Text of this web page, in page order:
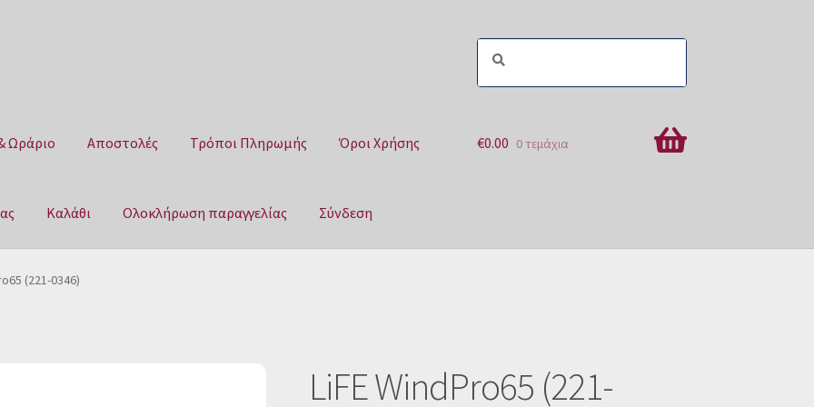
Ωράριο Αποστολές Τρόποι Πληρωμής Όροι Χρήσης
Καλάθι Ολοκλήρωση παραγγελίας Σύνδεση
Αποστολές Τρόποι Πληρωμής
€0.00 0 τεμάχια
(221-0346)
LiFE WindPro65 (221-